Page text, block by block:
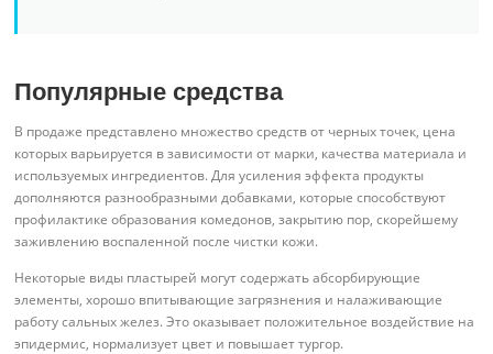
Популярные средства
В продаже представлено множество средств от черных точек, цена
которых варьируется в зависимости от марки, качества материала и
используемых ингредиентов. Для усиления эффекта продукты
дополняются разнообразными добавками, которые способствуют
профилактике образования комедонов, закрытию пор, скорейшему
заживлению воспаленной после чистки кожи.
Некоторые виды пластырей могут содержать абсорбирующие
элементы, хорошо впитывающие загрязнения и налаживающие
работу сальных желез. Это оказывает положительное воздействие на
эпидермис, нормализует цвет и повышает тургор.